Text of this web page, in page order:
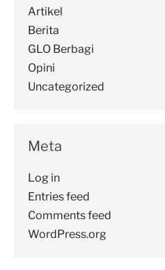
Artikel
Berita
GLO Berbagi
Opini
Uncategorized
Meta
Log in
Entries feed
Comments feed
WordPress.org